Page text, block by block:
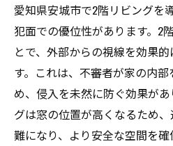
愛知県安城市で2階リビングを
犯面での優位性があります。2
とで、外部からの視線を効果
す。これは、不審者が家の内
め、侵入を未然に防ぐ効果が
グは窓の位置が高くなるため
難になり、より安全な空間を